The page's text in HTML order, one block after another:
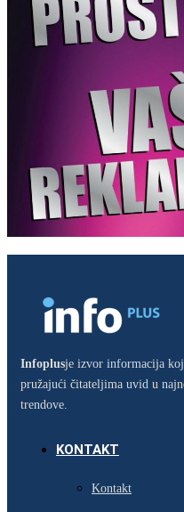
Infoplusje izvor informacija
pružajući čitateljima uvid u
trendove.
KONTAKT
Kontakt